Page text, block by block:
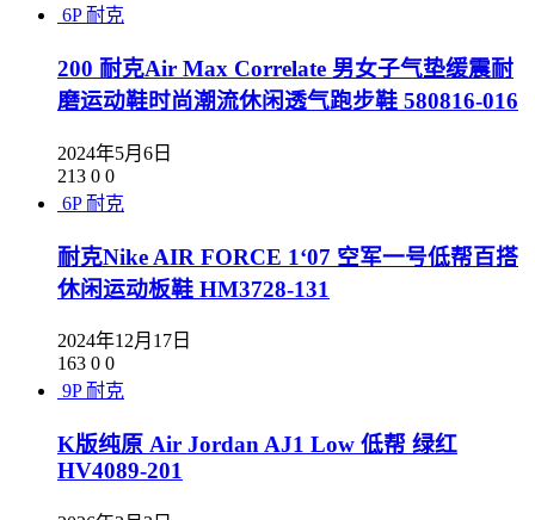
6P 耐克
200 耐克Air Max Correlate 男女子气垫缓震耐
磨运动鞋时尚潮流休闲透气跑步鞋 580816-016
2024年5月6日
213 0 0
6P 耐克
耐克Nike AIR FORCE 1‘07 空军一号低帮百搭
休闲运动板鞋 HM3728-131
2024年12月17日
163 0 0
9P 耐克
K版纯原 Air Jordan AJ1 Low 低帮 绿红
HV4089-201